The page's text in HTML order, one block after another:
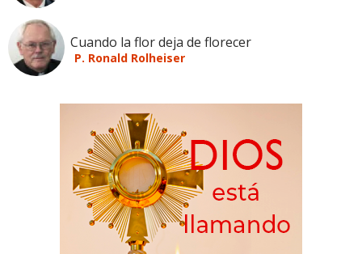
Cuando la flor deja de florecer
P. Ronald Rolheiser